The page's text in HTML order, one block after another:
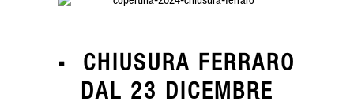
CHIUSURA FERRARO
DAL 23 DICEMBRE